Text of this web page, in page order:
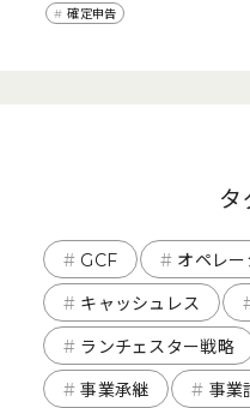
確定申告
タ
GCF
オペレー
キャッシュレス
ランチェスター戦略
事業承継
事業